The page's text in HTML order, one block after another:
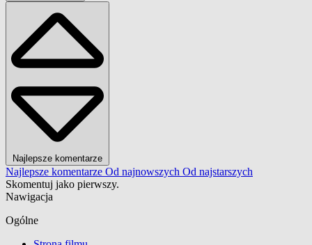
Najlepsze komentarze
Najlepsze komentarze Od najnowszych Od najstarszych
Skomentuj jako pierwszy.
Nawigacja
Ogólne